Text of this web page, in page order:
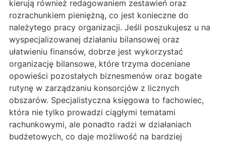
kierują również redagowaniem zestawień oraz
rozrachunkiem pieniężną, co jest konieczne do
należytego pracy organizacji. Jeśli poszukujesz u na
wyspecjalizowanej działaniu bilansowej oraz
ułatwieniu finansów, dobrze jest wykorzystać
organizację bilansowe, które trzyma doceniane
opowieści pozostałych biznesmenów oraz bogate
rutynę w zarządzaniu konsorcjów z licznych
obszarów. Specjalistyczna księgowa to fachowiec,
która nie tylko prowadzi ciągłymi tematami
rachunkowymi, ale ponadto radzi w działaniach
budżetowych, co daje możliwość na bardziej